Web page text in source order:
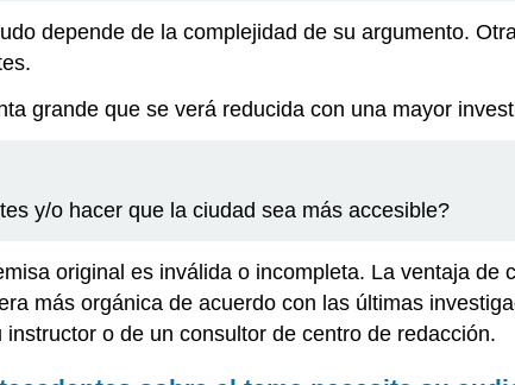
depende de la complejidad de su argumento.
grande que se verá reducida con una mayor
y/o hacer que la ciudad sea más accesible?
original es inválida o incompleta. La ventaja de
más orgánica de acuerdo con las últimas
o de un consultor de centro de redacción.